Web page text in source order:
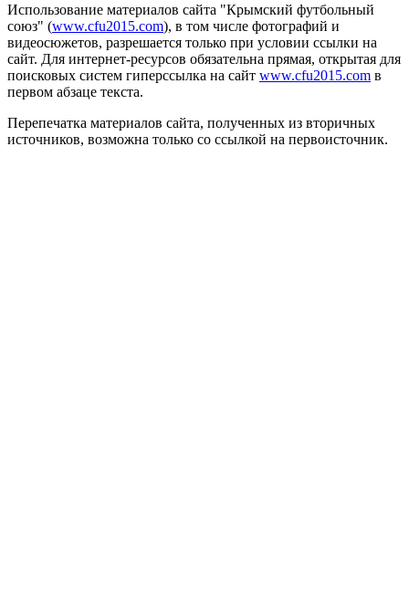
Использование материалов сайта "Крымский футбольный
союз" (www.cfu2015.com), в том числе фотографий и
видеосюжетов, разрешается только при условии ссылки на
сайт. Для интернет-ресурсов обязательна прямая, открытая для
поисковых систем гиперссылка на сайт www.cfu2015.com в
первом абзаце текста.
Перепечатка материалов сайта, полученных из вторичных
источников, возможна только со ссылкой на первоисточник.